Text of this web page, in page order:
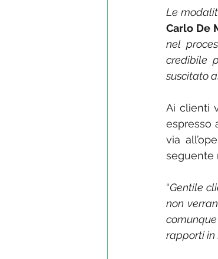
Le
Carlo De
nel
credibile
suscitato
Ai clienti
espresso
via
seguente
“Gentile
non
rapporti in